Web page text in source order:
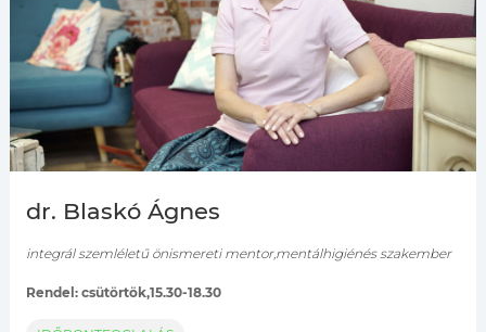
dr. Blaskó Ágnes
integrál szemléletű önismereti mentor,mentálhigiénés szakember
Rendel: csütörtök,15.30-18.30